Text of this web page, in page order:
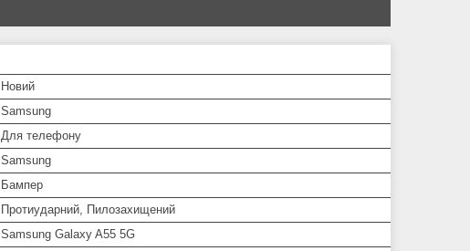
Новий
Samsung
Для телефону
Samsung
Бампер
Протиударний, Пилозахищений
Samsung Galaxy A55 5G